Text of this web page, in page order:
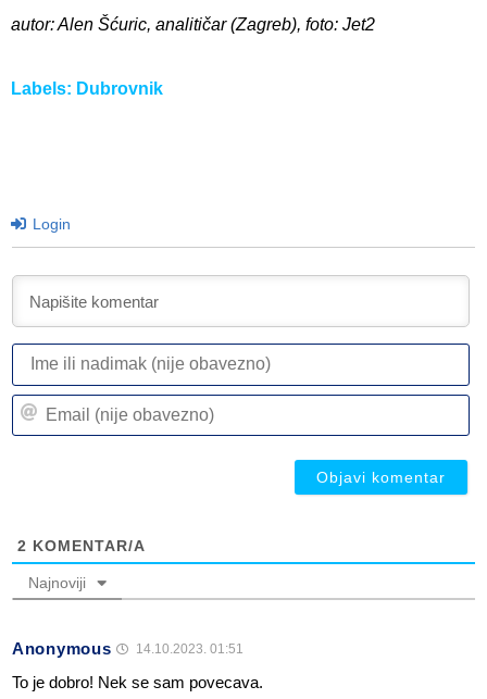
autor: Alen Šćuric, analitičar (Zagreb), foto: Jet2
Labels: Dubrovnik
Login
2 KOMENTAR/A
Najnoviji
Anonymous 14.10.2023. 01:51
To je dobro! Nek se sam povecava.